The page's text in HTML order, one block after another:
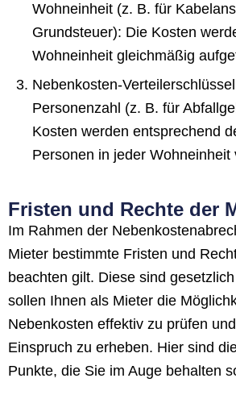
Wohneinheit (z. B. für
Grundsteuer): Die Kosten
Wohneinheit gleichmäßig
Nebenkosten-
Personenzahl (z. B. für
Kosten werden entsprechend
Personen in jeder Wohneinheit
Fristen und Rechte der
Im Rahmen der
Mieter bestimmte Fristen und
beachten gilt. Diese sind
sollen Ihnen als Mieter die
Nebenkosten effektiv zu prüfen
Einspruch zu erheben. Hier sind
Punkte, die Sie im Auge behalten